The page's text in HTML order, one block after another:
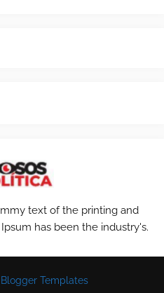
text of the printing and
has been the industry's.
Blogger Templates